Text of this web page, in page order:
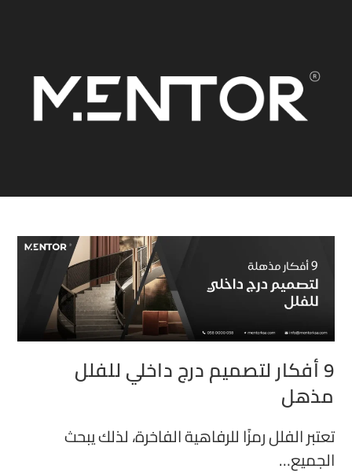
9 أفكار لتصميم درج داخلي للفلل
مذهل
تعتبر الفلل رمزًا للرفاهية الفاخرة، لذلك يبحث
الجميع…